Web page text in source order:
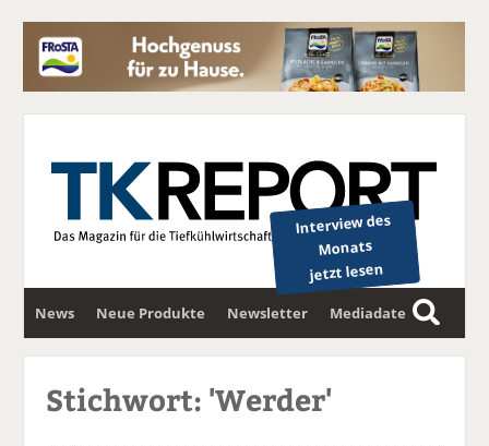
Interview des
Monats
jetzt lesen
News Neue Produkte Newsletter Mediadaten
S
u
Stichwort: 'Werder'